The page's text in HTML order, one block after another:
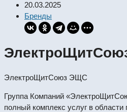
20.03.2025
Бренды
ЭлектроЩитСоюз ЭЩС
Группа Компаний
полный комплекс услуг в области